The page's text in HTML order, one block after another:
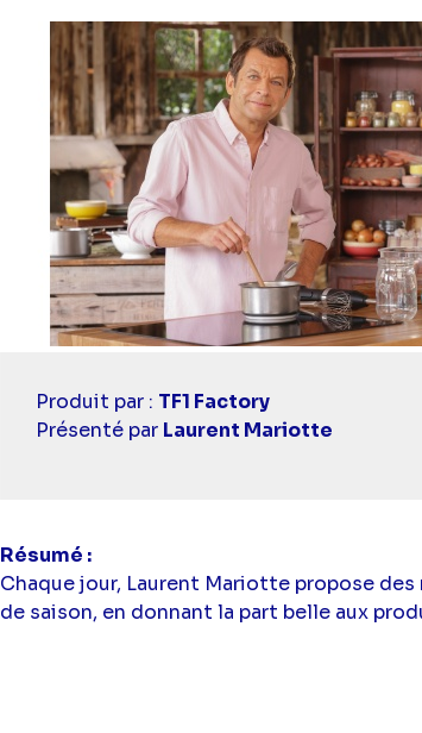
Casting
simba
Produit par : TF1 Factory
Présenté par Laurent Mariotte
Résumé
Chaque jour, Laurent Mariotte propose
de saison, en donnant la part belle aux